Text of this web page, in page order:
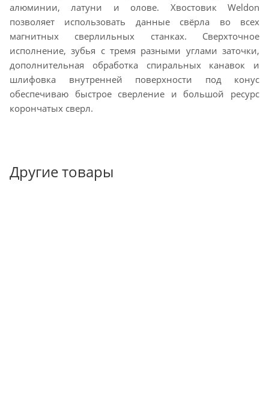
алюминии, латуни и олове. Хвостовик Weldon
позволяет использовать данные свёрла во всех
магнитных сверлильных станках. Сверхточное
исполнение, зубья с тремя разными углами заточки,
дополнительная обработка спиральных канавок и
шлифовка внутренней поверхности под конус
обеспечиваю быстрое сверление и большой ресурс
корончатых сверл.
Другие товары